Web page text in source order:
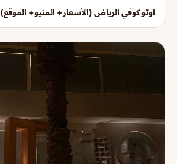
اوتو كوفي الرياض (الأسعار+ المنيو+ الموقع)